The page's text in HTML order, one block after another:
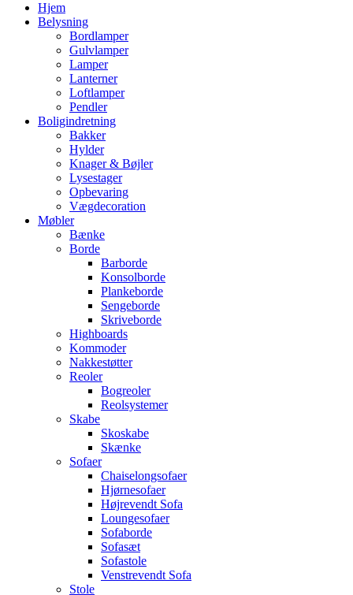
Hjem
Belysning
Bordlamper
Gulvlamper
Lamper
Lanterner
Loftlamper
Pendler
Boligindretning
Bakker
Hylder
Knager & Bøjler
Lysestager
Opbevaring
Vægdecoration
Møbler
Bænke
Borde
Barborde
Konsolborde
Plankeborde
Sengeborde
Skriveborde
Highboards
Kommoder
Nakkestøtter
Reoler
Bogreoler
Reolsystemer
Skabe
Skoskabe
Skænke
Sofaer
Chaiselongsofaer
Hjørnesofaer
Højrevendt Sofa
Loungesofaer
Sofaborde
Sofasæt
Sofastole
Venstrevendt Sofa
Stole